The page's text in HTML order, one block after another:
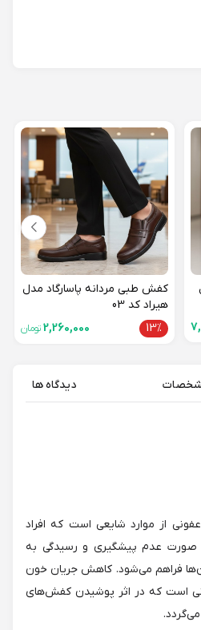
کفش طبی مردانه پاسارگاد مدل
هیراد کد 03
13%
2,260,000 تومان
دیدگاه ها
از موارد شایعی است که افراد
عدم پیشگیری و رسیدگی به
می‌شود. کاهش جریان خون
است که در اثر پوشیدن کفش‌های